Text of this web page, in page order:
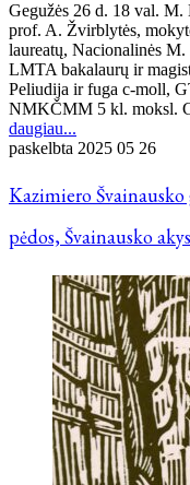
Gegužės 26 d. 18 val.
prof. A. Žvirblytės,
laureatų, Nacionalinės
LMTA bakalaurų ir
Peliudija ir fuga c-moll,
NMKČMM 5 kl. moksl.
daugiau...
paskelbta 2025 05 26
Kazimiero
pėdos, Švainausko